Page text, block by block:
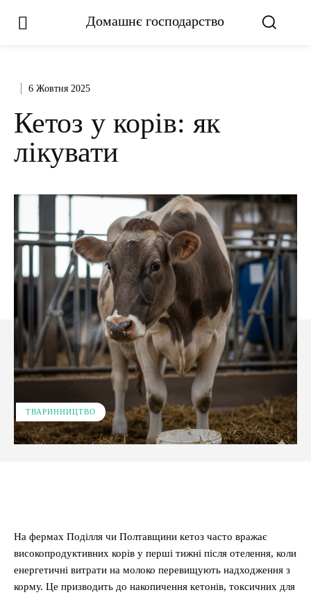
Домашнє господарство
6 Жовтня 2025
Кетоз у корів: як
лікувати
ТВАРИННИЦТВО
На фермах Поділля чи Полтавщини кетоз часто вражає
високопродуктивних корів у перші тижні після отелення, коли
енергетичні витрати на молоко перевищують надходження з
корму. Це призводить до накопичення кетонів, токсичних для